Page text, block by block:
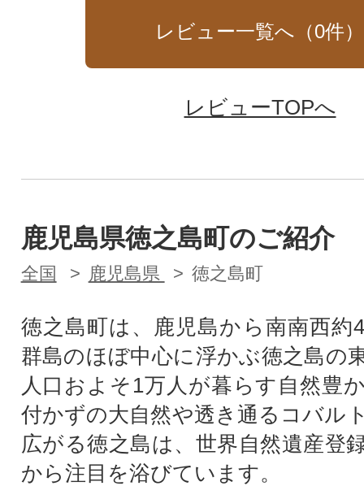
レビュー一覧へ（0件）
レビューTOPへ
鹿児島県徳之島町のご紹介
全国 鹿児島県 徳之島町
徳之島町は、鹿児島から南南西約
群島のほぼ中心に浮かぶ徳之島の
人口およそ1万人が暮らす自然豊
付かずの大自然や透き通るコバル
広がる徳之島は、世界自然遺産登
から注目を浴びています。